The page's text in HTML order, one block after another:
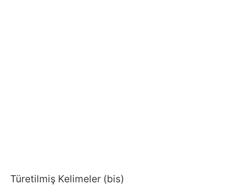
Türetilmiş Kelimeler (bis)